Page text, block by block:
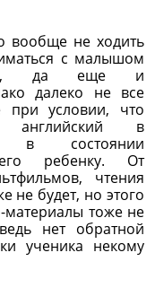
вообще не ходить
с малышом
да еще и
далеко не все
при условии, что
в
в состоянии
ребенку. От
чтения
не будет, но этого
материалы тоже не
нет обратной
ученика некому